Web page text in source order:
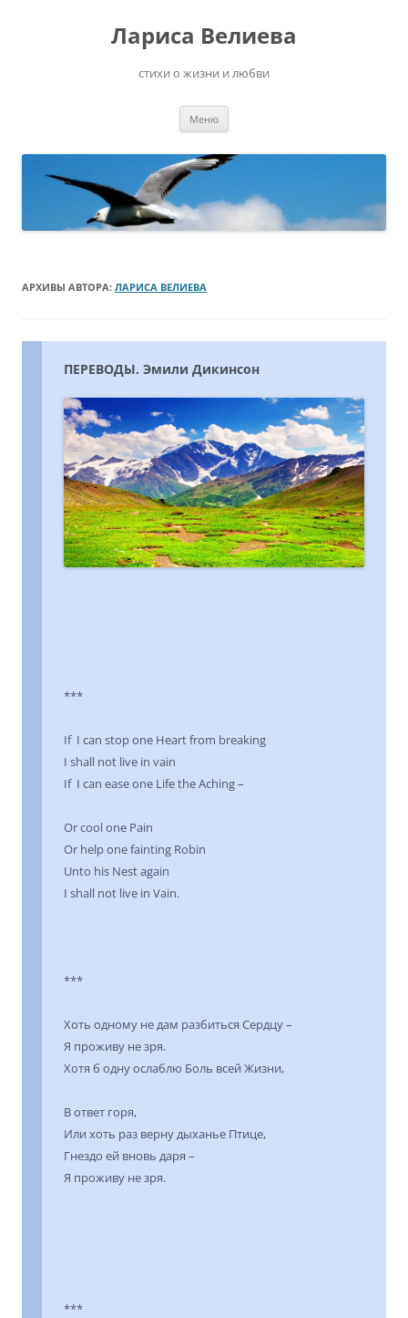
Лариса Велиева
стихи о жизни и любви
Меню
АРХИВЫ АВТОРА: ЛАРИСА ВЕЛИЕВА
ПЕРЕВОДЫ. Эмили Дикинсон
***
If I can stop one Heart from breaking
I shall not live in vain
If I can ease one Life the Aching –
Or cool one Pain
Or help one fainting Robin
Unto his Nest again
I shall not live in Vain.
***
Хоть одному не дам разбиться Сердцу –
Я проживу не зря.
Хотя б одну ослаблю Боль всей Жизни,
В ответ горя,
Или хоть раз верну дыханье Птице,
Гнездо ей вновь даря –
Я проживу не зря.
***